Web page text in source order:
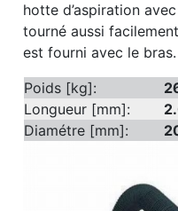
hotte d’aspiration
tourné aussi
est fourni avec le bras.
Poids [kg]:
Longueur [mm]:
Diamétre [mm]: